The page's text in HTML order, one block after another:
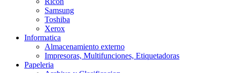
Samsung
Toshiba
Xerox
Informatica
Almacenamiento externo
Impresoras, Multifunciones, Etiquetadoras
Papeleria